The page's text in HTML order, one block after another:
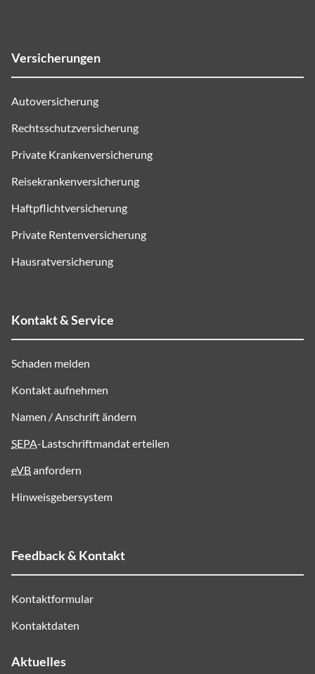
Versicherungen
Autoversicherung
Rechtsschutzversicherung
Private Krankenversicherung
Reisekrankenversicherung
Haftpflichtversicherung
Private Rentenversicherung
Hausratversicherung
Kontakt & Service
Schaden melden
Kontakt aufnehmen
Namen / Anschrift ändern
SEPA-Lastschriftmandat erteilen
eVBanfordern
Hinweisgebersystem
Feedback & Kontakt
Kontaktformular
Kontaktdaten
Aktuelles